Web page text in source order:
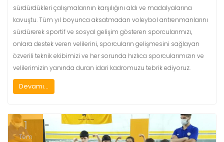
sürdürdükleri çalışmalarının karşılığını aldı ve madalyalarına
kavuştu. Tüm yıl boyunca aksatmadan voleybol antrenmanlarını
sürdürerek sportif ve sosyal gelişim gösteren sporcularımızı,
onlara destek veren velilerini, sporcuların gelişmesini sağlayan
özverili teknik ekibimizi ve her sorunda hızlıca sporcularımızın ve
velilerimizin yanında duran idari kadromuzu tebrik ediyoruz.
Devamı...
1
Tem